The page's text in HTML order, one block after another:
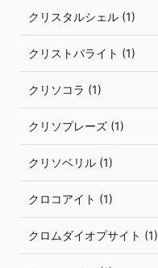
クリスタルシェル (1)
クリストバライト (1)
クリソコラ (1)
クリソプレーズ (1)
クリソベリル (1)
クロコアイト (1)
クロムダイオプサイト (1)